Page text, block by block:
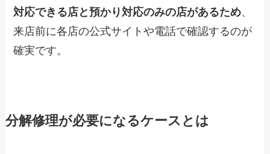
対応できる店と預かり対応のみの店があるため、
来店前に各店の公式サイトや電話で確認するのが
確実です。
分解修理が必要になるケースとは